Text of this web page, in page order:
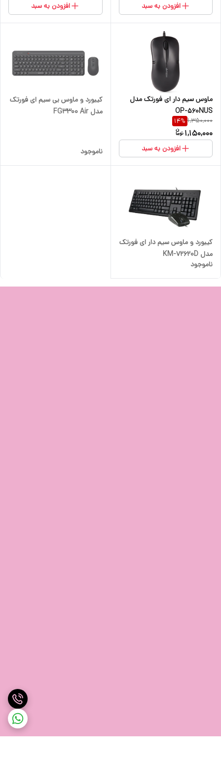
افزودن به سبد افزودن به سبد
ماوس سیم دار ای فورتک مدل
OP-560NUS
1,350,000
14%
1,150,000
افزودن به سبد
کیبورد و ماوس بی سیم ای فورتک
مدل FG3300 Air
ناموجود
کیبورد و ماوس سیم دار ای فورتک
مدل KM-72620D
ناموجود